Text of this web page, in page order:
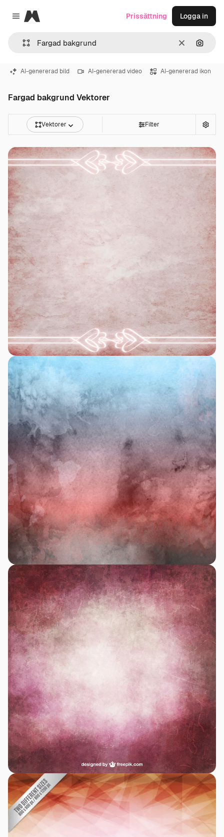
Close menu
Magnific
RensaSök
Prissättning Logga in
AI-genererad bild AI-genererad video AI-genererad ikon
Fargad bakgrund Vektorer
Vektorer Filter